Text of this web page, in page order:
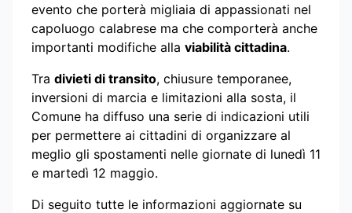
evento che porterà migliaia di appassionati nel
capoluogo calabrese ma che comporterà anche
importanti modifiche alla viabilità cittadina.
Tra divieti di transito, chiusure temporanee,
inversioni di marcia e limitazioni alla sosta, il
Comune ha diffuso una serie di indicazioni utili
per permettere ai cittadini di organizzare al
meglio gli spostamenti nelle giornate di lunedì 11
e martedì 12 maggio.
Di seguito tutte le informazioni aggiornate su